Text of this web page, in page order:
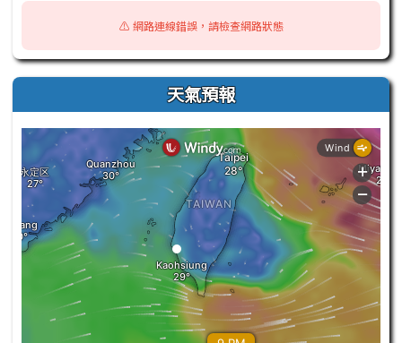
⚠️ 網路連線錯誤，請檢查網路狀態
天氣預報